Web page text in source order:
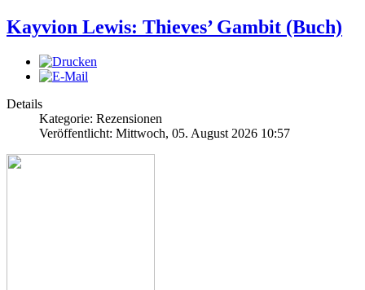
Kayvion Lewis: Thieves’ Gambit (Buch)
Details
Kategorie: Rezensionen
Veröffentlicht: Mittwoch, 05. August 2026 10:57